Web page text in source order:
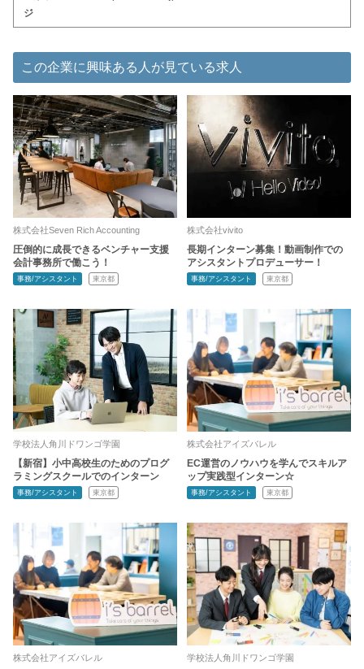
ジ
この企業に興味ある人が見ている求人
株式会社Seven Rich Accounting
圧倒的に成長できるベンチャー支援
会計事務所で働こう！
事務/アシスタント 東京都
株式会社vivito
長期インターン募集！動画制作での
アシスタントプロデューサー！
事務/アシスタント 東京都
学校法人角川ドワンゴ学園
【新宿】小中高校生のためのプログ
ラミングスクールでのインターン
事務/アシスタント 東京都
株式会社アイズバレル
EC運営のノウハウを学んでスキルア
ップ実践型インターン☆
事務/アシスタント 東京都
株式会社アイズバレル 学校法人角川ドワンゴ学園